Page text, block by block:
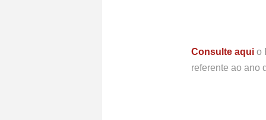
Consulte aqui o
referente ao ano